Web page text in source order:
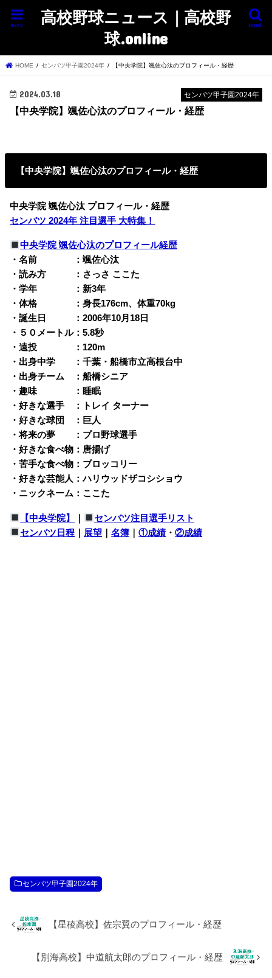
高校野球ニュース｜高校野
球.online
search
menu
HOME センバツ甲子園2024年 【中央学院】颯佐心汰のプロフィール・経歴
センバツ甲子園2024年
2024.03.18
【中央学院】颯佐心汰のプロフィール・経歴
【中央学院】颯佐心汰のプロフィール・経歴
中央学院 颯佐心汰 プロフィール・経歴
センバツ 2024年 注目選手 大特集！
中央学院 颯佐心汰のプロフィール経歴
・名前 ：颯佐心汰
・読み方 ：さっさ ここた
・学年 ：新3年
・体格 ：身長176cm、体重70kg
・誕生日 ：2006年10月18日
・５０メートル：5.8秒
・遠投 ：120m
・出身中学 ：千葉・船橋市立高根台中
・出身チーム ：船橋シニア
・趣味 ：睡眠
・好きな選手 ：トレイ ターナー
・好きな球団 ：巨人
・将来の夢 ：プロ野球選手
・好きな食べ物：唐揚げ
・苦手な食べ物：ブロッコリー
・好きな芸能人：ハリウッドザコシショウ
・ニックネーム：ここた
【中央学院】 ｜
センバツ注目選手リスト
センバツ日程 ｜ 展望 ｜名簿 ｜①成績 ・②成績
センバツ甲子園2024年
【星稜高校】佐宗翼のプロフィール・経歴
【別海高校】中道航太郎のプロフィール・経歴